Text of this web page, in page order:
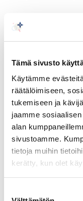
Tämä sivusto
Käytämme
räätälöimiseen,
tukemiseen ja
jaamme
alan
sivustoamme.
tietoja muihin
kerätty, kun olet
Myanmar: Yangon
tai etsit muuta
esittely
Esittelemme
Business with
Business with
suoria
kehittyvien
seminaarit